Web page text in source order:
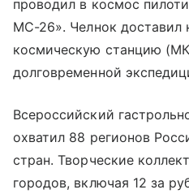
проводил в космос
МС-26». Челнок
космическую станцию
долговременной
Всероссийский
охватил 88 регионов
стран. Творческие
городов, включая 12 за